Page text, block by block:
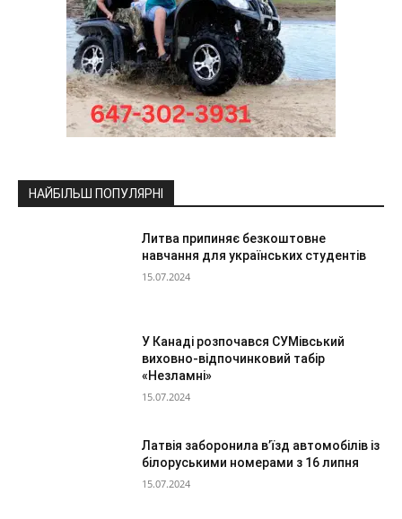
НАЙБІЛЬШ ПОПУЛЯРНІ
Литва припиняє безкоштовне
навчання для українських студентів
15.07.2024
У Канаді розпочався СУМівський
виховно-відпочинковий табір
«Незламні»
15.07.2024
Латвія заборонила в’їзд автомобілів із
білоруськими номерами з 16 липня
15.07.2024